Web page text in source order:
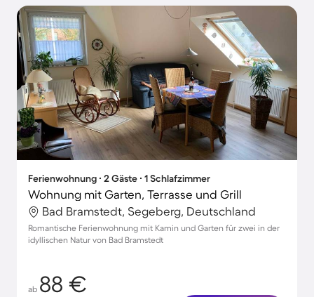
Ferienwohnung ∙ 2 Gäste ∙ 1 Schlafzimmer
Wohnung mit Garten, Terrasse und Grill
Bad Bramstedt, Segeberg, Deutschland
Romantische Ferienwohnung mit Kamin und Garten für zwei in der
idyllischen Natur von Bad Bramstedt
ab 88 €